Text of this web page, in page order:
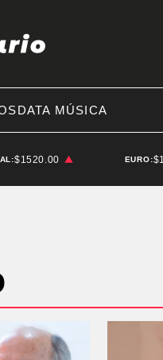
DATA MÚSICA
$1520.00 EURO: